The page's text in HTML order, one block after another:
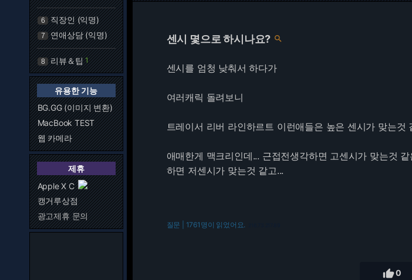
6 직장인 (익명)
7 연애상담 (익명)
8 리뷰＆팁 1
유용한 기능
BG.GG (이미지 변환)
MacBook TEST
웹 카메라
제휴
Apple X C
캥거루상점
광고제휴 문의
센시 몇으로 하시나요? 
센시를 엄청 낮춰서 하다가
여러캐릭 돌려보니
트레이서 리버 라인하르트 이런애들은 높은 센시가 맞는것
애매한게 맥크리인데... 근접전생각하면 고센시가 맞는것
하면 저센시가 맞는것 같고...
질문 | 1761명이 읽었어요.
0